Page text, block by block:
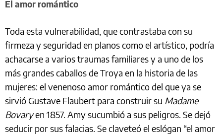
El amor romántico
Toda esta vulnerabilidad, que contrastaba con su
firmeza y seguridad en planos como el artístico, podría
achacarse a varios traumas familiares y a uno de los
más grandes caballos de Troya en la historia de las
mujeres: el venenoso amor romántico del que ya se
sirvió Gustave Flaubert para construir su Madame
Bovaryen 1857. Amy sucumbió a sus peligros. Se dejó
seducir por sus falacias. Se claveteó el eslógan “el amor